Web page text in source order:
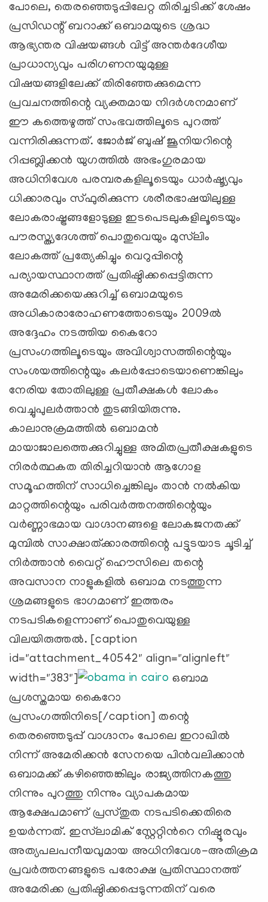
പോലെ, തെരഞ്ഞെടുപ്പിലേറ്റ തിരിച്ചടിക്ക് ശേഷം
പ്രസിഡന്റ് ബറാക്ക് ഒബാമയുടെ ശ്രദ്ധ
ആഭ്യന്തര വിഷയങ്ങള്‍ വിട്ട് അന്തര്‍ദേശീയ
പ്രാധാന്യവും പരിഗണനയുമുള്ള
വിഷയങ്ങളിലേക്ക് തിരിഞ്ഞേക്കുമെന്ന
പ്രവചനത്തിന്റെ വ്യക്തമായ നിദര്‍ശനമാണ്
ഈ കത്തെഴുത്ത് സംഭവത്തിലൂടെ പുറത്ത്
വന്നിരിക്കുന്നത്. ജോര്‍ജ് ബുഷ് ജൂനിയറിന്റെ
റിപ്പബ്ലിക്കന്‍ യുഗത്തില്‍ അഭംഗുരമായ
അധിനിവേശ പരമ്പരകളിലൂടെയും ധാര്‍ഷ്ട്യവും
ധിക്കാരവും സ്ഫുരിക്കുന്ന ശരീരഭാഷയിലുള്ള
ലോകരാഷ്ട്രങ്ങളോടുള്ള ഇടപെടലുകളിലൂടെയും
പൗരസ്ത്യദേശത്ത് പൊതുവെയും മുസ്‍ലിം
ലോകത്ത് പ്രത്യേകിച്ചും വെറുപ്പിന്റെ
പര്യായസ്ഥാനത്ത് പ്രതിഷ്ഠിക്കപ്പെട്ടിരുന്ന
അമേരിക്കയെക്കുറിച്ച് ഒബാമയുടെ
അധികാരാരോഹണത്തോടെയും 2009ല്‍
അദ്ദേഹം നടത്തിയ കൈറോ
പ്രസംഗത്തിലൂടെയും അവിശ്വാസത്തിന്റെയും
സംശയത്തിന്റെയും കലര്‍പ്പോടെയാണെങ്കിലും
നേരിയ തോതിലുള്ള പ്രതീക്ഷകള്‍ ലോകം
വെച്ചുപുലര്‍ത്താന്‍ തുടങ്ങിയിരുന്നു.
കാലാനുക്രമത്തില്‍ ഒബാമന്‍
മായാജാലത്തെക്കുറിച്ചുള്ള അമിതപ്രതീക്ഷകളുടെ
നിരര്‍ത്ഥകത തിരിച്ചറിയാ‍ന്‍ ആഗോള
സമൂഹത്തിന് സാധിച്ചെങ്കിലും താന്‍ നല്‍കിയ
മാറ്റത്തിന്റെയും പരിവര്‍ത്തനത്തിന്റെയും
വര്‍ണ്ണാഭമായ വാഗ്ദാനങ്ങളെ ലോകജനതക്ക്
മുമ്പില്‍ സാക്ഷാത്ക്കാരത്തിന്റെ പട്ടുടയാട ചൂടിച്ച്
നിര്‍ത്താന്‍ വൈറ്റ് ഹൌസിലെ തന്റെ
അവസാന നാളുകളില്‍ ഒബാമ നടത്തുന്ന
ശ്രമങ്ങളുടെ ഭാഗമാണ് ഇത്തരം
നടപടികളെന്നാണ് പൊതുവെയുള്ള
വിലയിരുത്തല്‍. [caption
id="attachment_40542" align="alignleft"
width="383"]
ഒബാമ
പ്രശസ്തമായ കൈറോ
പ്രസംഗത്തിനിടെ[/caption] തന്റെ
തെരഞ്ഞെടുപ്പ് വാഗ്ദാനം പോലെ ഇറാഖില്‍
നിന്ന് അമേരിക്കന്‍ സേനയെ പിന്‍വലിക്കാന്‍
ഒബാമക്ക് കഴിഞ്ഞെങ്കിലും രാജ്യത്തിനകത്തു
നിന്നും പുറത്തു നിന്നും വ്യാപകമായ
ആക്ഷേപമാണ് പ്രസ്തുത നടപടിക്കെതിരെ
ഉയര്‍ന്നത്. ഇസ്‍ലാമിക് സ്റ്റേറ്റിന്‍റെ നിഷ്ഠൂരവും
അത്യപലപനീയവുമായ അധിനിവേശ-അതിക്രമ
പ്രവര്‍ത്തനങ്ങളുടെ പരോക്ഷ പ്രതിസ്ഥാനത്ത്
അമേരിക്ക പ്രതിഷ്ഠിക്കപ്പെടുന്നതിന് വരെ